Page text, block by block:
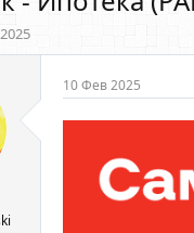
10 Фев 2025